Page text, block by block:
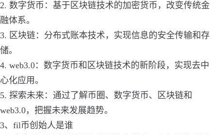
2. 数字货币：基于区块链技术的加密货币，改变传统金
融体系。
3. 区块链：分布式账本技术，实现信息的安全传输和存
储。
4. web3.0：数字货币和区块链技术的新阶段，实现去中
心化应用。
5. 探索未来：通过了解币圈、数字货币、区块链和
web3.0，把握未来发展趋势。
3、fil币创始人是谁